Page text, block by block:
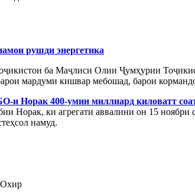
рушди энергетика
ба Маҷлиси Олии Ҷумҳурии
мардуми кишвар мебошад, барои
и Норак 400-умин миллиард киловатт
Норак, ки агрегати аввалини он 15
намуд.